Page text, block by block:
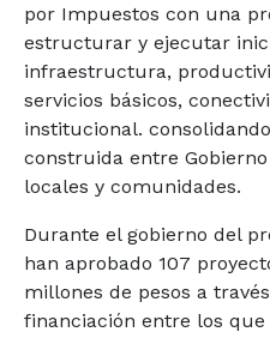
por Impuestos con una
estructurar y ejecutar
infraestructura,
servicios básicos,
institucional.
construida entre
locales y comunidades.
Durante el gobierno del
han aprobado 107
millones de pesos a
financiación entre los que